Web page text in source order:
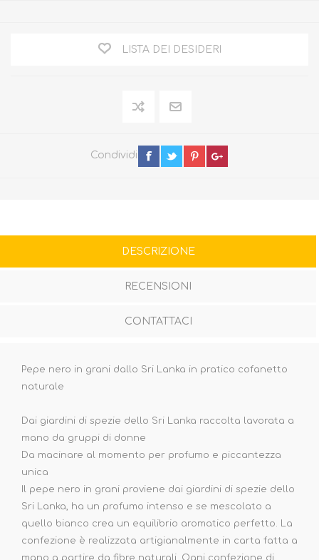
LISTA DEI DESIDERI
Condividi
DESCRIZIONE
RECENSIONI
CONTATTACI
Pepe nero in grani dallo Sri Lanka in pratico cofanetto
naturale
Dai giardini di spezie dello Sri Lanka raccolta lavorata a
mano da gruppi di donne
Da macinare al momento per profumo e piccantezza
unica
Il pepe nero in grani proviene dai giardini di spezie dello
Sri Lanka, ha un profumo intenso e se mescolato a
quello bianco crea un equilibrio aromatico perfetto. La
confezione è realizzata artigianalmente in carta fatta a
mano a partire da fibre naturali. Ogni confezione di